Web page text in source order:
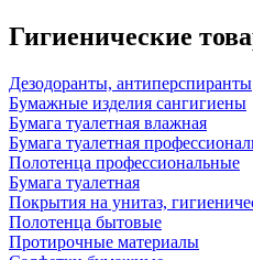
Гигиенические
Дезодоранты, антиперспиранты
Бумажные изделия сангигиены
Бумага туалетная влажная
Бумага туалетная
Полотенца профессиональные
Бумага туалетная
Покрытия на унитаз,
Полотенца бытовые
Протирочные материалы